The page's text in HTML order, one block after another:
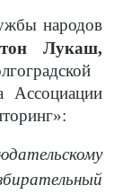
народов
Лукаш,
Ассоциации